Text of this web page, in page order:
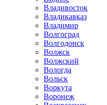
Владивосток
Владикавказ
Владимир
Волгоград
Волгодонск
Волжск
Волжский
Вологда
Вольск
Воркута
Воронеж